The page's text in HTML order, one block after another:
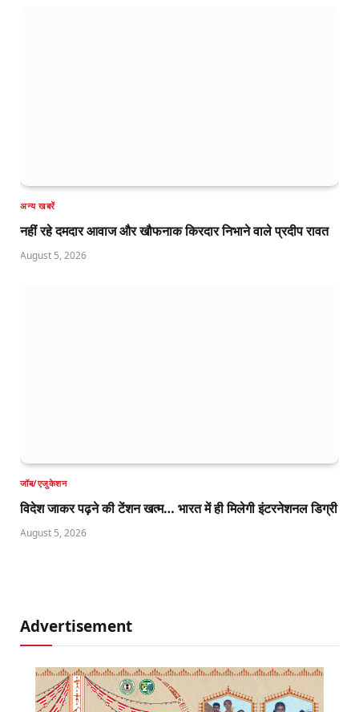
अन्य खबरें
नहीं रहे दमदार आवाज और खौफनाक किरदार निभाने वाले प्रदीप रावत
August 5, 2026
जॉब/एजुकेशन
विदेश जाकर पढ़ने की टेंशन खत्म… भारत में ही मिलेगी इंटरनेशनल डिग्री
August 5, 2026
Advertisement